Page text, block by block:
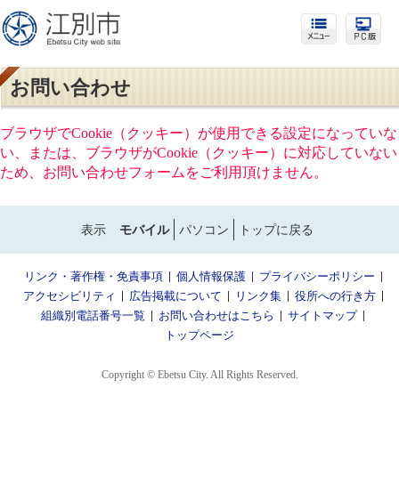
お問い合わせ
ブラウザでCookie（クッキー）が使用できる設定になっていな
い、または、ブラウザがCookie（クッキー）に対応していない
ため、お問い合わせフォームをご利用頂けません。
表示 モバイル パソコン トップに戻る
リンク・著作権・免責事項 個人情報保護
プライバシーポリシー
アクセシビリティ
広告掲載について リンク集
役所への行き方
組織別電話番号一覧
お問い合わせはこちら
サイトマップ
トップページ
Copyright © Ebetsu City. All Rights Reserved.